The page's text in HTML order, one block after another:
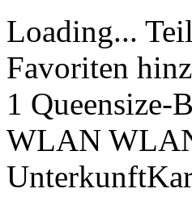
Loading... Teilen Link kopiert Bilder anschauen Zu meinen Favoriten hinzufügen Favoriten Link kopiert Teilen Gäste 2 1 Queensize-Bett 1 1 Bad mit Dusche1 WC 2 25 m² 25 m² WLAN WLAN UnterkunftKarteReservierungsbedingungenSonderangebote17 › Französisch-polynesien › Îles du-Vent › Moorea › Hauru › MOOREA - Tropical Moana Cottage MOOREA - Tropical Moana Cottage Hauru - Studio Anfragen Telefon Telefon Ab /Nacht126 € Daten Daten Datum hinzufügen Erwachsene 12345678910111213141516171819202122232425262728293031323334353637383940 1 Kinder Reisezeitraum angeben € NICHT ERSTATTUNGSFäHIG € GRUNDLEGEND Kinder Anzahl Wählen Sie123456 OK Preisfür Nächte Buchen Anfragen Telefon +689-40419782 Ab 126 € /NachtDaten Preis Buchen Daten Verfügbarkeit und Preise Unterkunft Beschreibung MOOREA - Tropisches Moana-Cottage Ein wahres tropisches Paradies, eingebettet im Herzen der Insel Moorea, im Bezirk Hauru. Perfekt gelegen auf einem Privatgrundstück, bietet dieses Duplex-Apartment allen Komfort und verfügt zudem nur wenige Schritte entfernt über Zugang zu einem kristallklaren Lagune und einem idyllischen Strand, was einen idealen Rahmen für Ausflüge allein oder zu zweit bietet. Dieses kleine Paradies ist perfekt für einen unvergesslichen Ausflug unter den polynesischen Breitengraden. In Ihrer Unterkunft finden Sie einen Schlafbereich in der Galerie mit einem Queen-Size-Bett, einem Fernseher und einer Klimaanlage für ruhige und erholsame Nächte. Die Küchenzeile ist vollständig ausgestattet und ermöglicht es Ihnen, nach Belieben köstliche Mahlzeiten zuzubereiten und zu genießen. Die Duschkabine, mit ihrem Waschbecken, der Dusche, der Toilette und dem Solarwarmwasser, bietet Ihnen optimalen Komfort. Genießen Sie auch die geräumige überdachte Terrasse, auf der ein Tisch und Stühle Sie einladen, sich zu entspannen und bei der sanften tropischen Brise gemeinsam zu speisen. Aber was diesen Ort wirklich magisch macht, ist sein Zugang zu nur wenigen Schritten von einem der schönsten Strände der Insel. Mit einem atemberaubenden Blick auf den kleinen Motu von Hauru, das Riff und den großen Motu von Tiahura werden Sie von der natürlichen Schönheit, die Sie umgibt, verzaubert sein. Für ein unvergessliches Wasserabenteuer stehen Ihnen Paddles zur Verfügung, mit denen Sie die Bucht und ihre